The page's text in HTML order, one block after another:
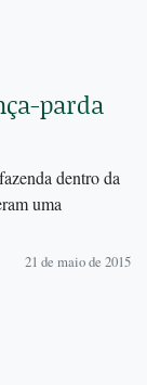
parda
dentro da
uma
21 de maio de 2015